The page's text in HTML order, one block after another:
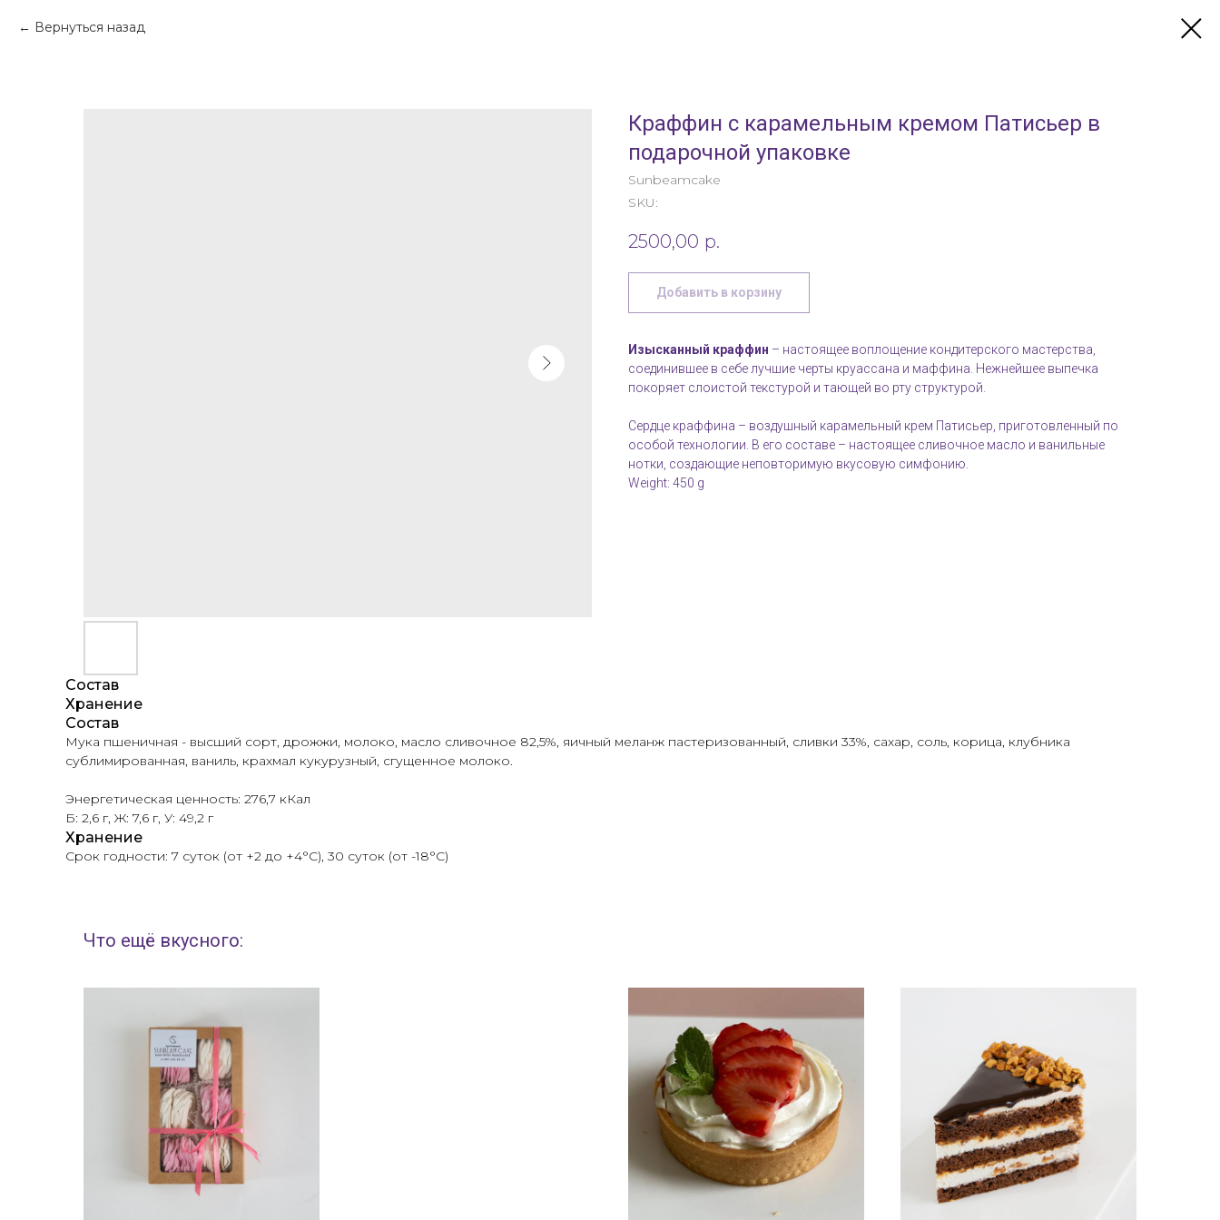
Вернуться назад
Краффин с карамельным кремом Патисьер в
подарочной упаковке
Sunbeamcake
SKU:
2500,00 р.
Добавить в корзину
Изысканный краффин – настоящее воплощение кондитерского мастерства,
соединившее в себе лучшие черты круассана и маффина. Нежнейшее выпечка
покоряет слоистой текстурой и тающей во рту структурой.
Сердце краффина – воздушный карамельный крем Патисьер, приготовленный по
особой технологии. В его составе – настоящее сливочное масло и ванильные
нотки, создающие неповторимую вкусовую симфонию.
Weight: 450 g
Состав
Хранение
Состав
Мука пшеничная - высший сорт, дрожжи, молоко, масло сливочное 82,5%, яичный меланж пастеризованный, сливки 33%, сахар, соль, корица, клубника
сублимированная, ваниль, крахмал кукурузный, сгущенное молоко.
Энергетическая ценность: 276,7 кКал
Б: 2,6 г, Ж: 7,6 г, У: 49,2 г
Хранение
Срок годности: 7 суток (от +2 до +4°С), 30 суток (от -18°С)
Что ещё вкусного: